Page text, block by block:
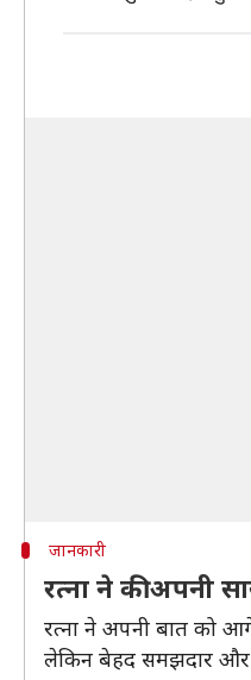
जानकारी
रत्ना ने की अपनी
रत्ना ने अपनी बात को
लेकिन बेहद समझदार और